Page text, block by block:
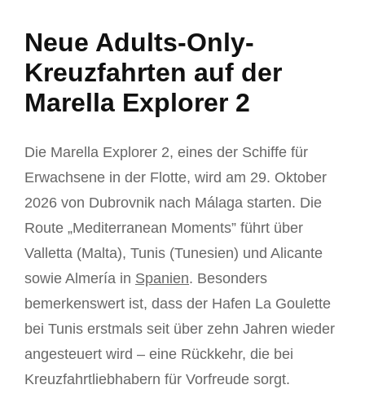
Neue Adults-Only-
Kreuzfahrten auf der
Marella Explorer 2
Die Marella Explorer 2, eines der Schiffe für
Erwachsene in der Flotte, wird am 29. Oktober
2026 von Dubrovnik nach Málaga starten. Die
Route „Mediterranean Moments” führt über
Valletta (Malta), Tunis (Tunesien) und Alicante
sowie Almería in Spanien. Besonders
bemerkenswert ist, dass der Hafen La Goulette
bei Tunis erstmals seit über zehn Jahren wieder
angesteuert wird – eine Rückkehr, die bei
Kreuzfahrtliebhabern für Vorfreude sorgt.